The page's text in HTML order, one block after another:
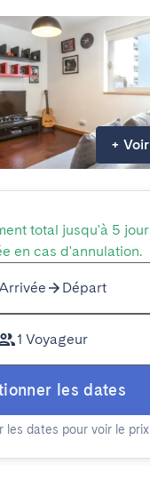
+
total jusqu'à 5
en cas d'annulation.
Départ
1 Voyageur
les dates
les dates pour voir le prix